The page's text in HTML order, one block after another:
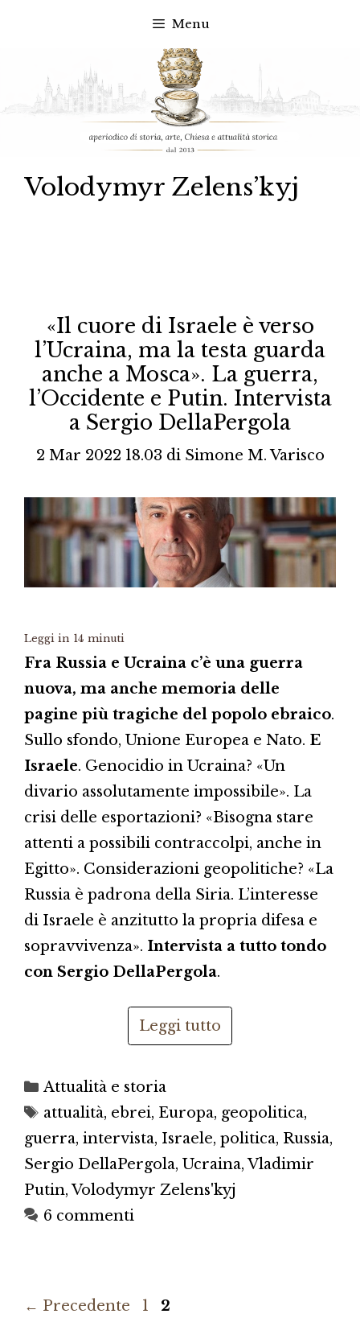
contenuto
Menu
Volodymyr Zelens’kyj
«Il cuore di Israele è verso
l’Ucraina, ma la testa guarda
anche a Mosca». La guerra,
l’Occidente e Putin. Intervista
a Sergio DellaPergola
2 Mar 2022 18.03 di Simone M. Varisco
Leggi in 14 minuti
Fra Russia e Ucraina c’è una guerra
nuova, ma anche memoria delle
pagine più tragiche del popolo ebraico.
Sullo sfondo, Unione Europea e Nato. E
Israele. Genocidio in Ucraina? «Un
divario assolutamente impossibile». La
crisi delle esportazioni? «Bisogna stare
attenti a possibili contraccolpi, anche in
Egitto». Considerazioni geopolitiche? «La
Russia è padrona della Siria. L’interesse
di Israele è anzitutto la propria difesa e
sopravvivenza». Intervista a tutto tondo
con Sergio DellaPergola.
Leggi tutto
Categorie
Attualità e storia
Tag
attualità, ebrei, Europa, geopolitica,
guerra, intervista, Israele, politica, Russia,
Sergio DellaPergola, Ucraina,Vladimir
Putin,Volodymyr Zelens'kyj
6 commenti
← Precedente Pagina
1 Pagina
2